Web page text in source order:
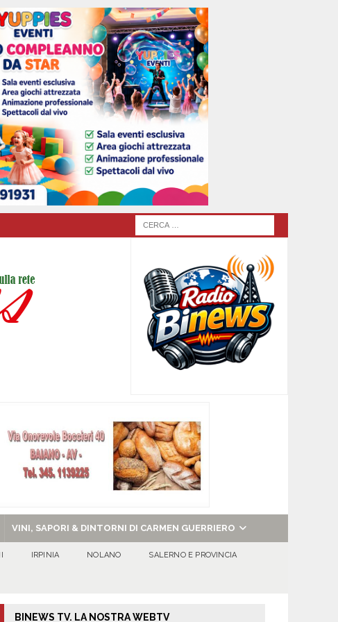
VINI, SAPORI & DINTORNI DI CARMEN GUERRIERO
IRPINIA NOLANO SALERNO E PROVINCIA
BINEWS TV. LA NOSTRA WEBTV